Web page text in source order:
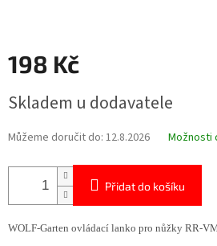
198 Kč
cena:
Skladem u dodavatele
Můžeme doručit do: 12.8.2026 Možnosti
Přidat do košíku
WOLF-Garten ovládací lanko pro nůžky RR-